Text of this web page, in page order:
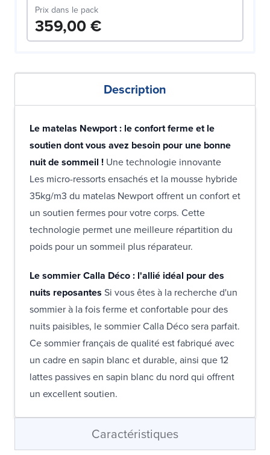
Prix dans le pack
359,00 €
Description
Le matelas Newport : le confort ferme et le
soutien dont vous avez besoin pour une bonne
nuit de sommeil ! Une technologie innovante
Les micro-ressorts ensachés et la mousse hybride
35kg/m3 du matelas Newport offrent un confort et
un soutien fermes pour votre corps. Cette
technologie permet une meilleure répartition du
poids pour un sommeil plus réparateur.
Le sommier Calla Déco : l'allié idéal pour des
nuits reposantes Si vous êtes à la recherche d'un
sommier à la fois ferme et confortable pour des
nuits paisibles, le sommier Calla Déco sera parfait.
Ce sommier français de qualité est fabriqué avec
un cadre en sapin blanc et durable, ainsi que 12
lattes passives en sapin blanc du nord qui offrent
un excellent soutien.
Caractéristiques